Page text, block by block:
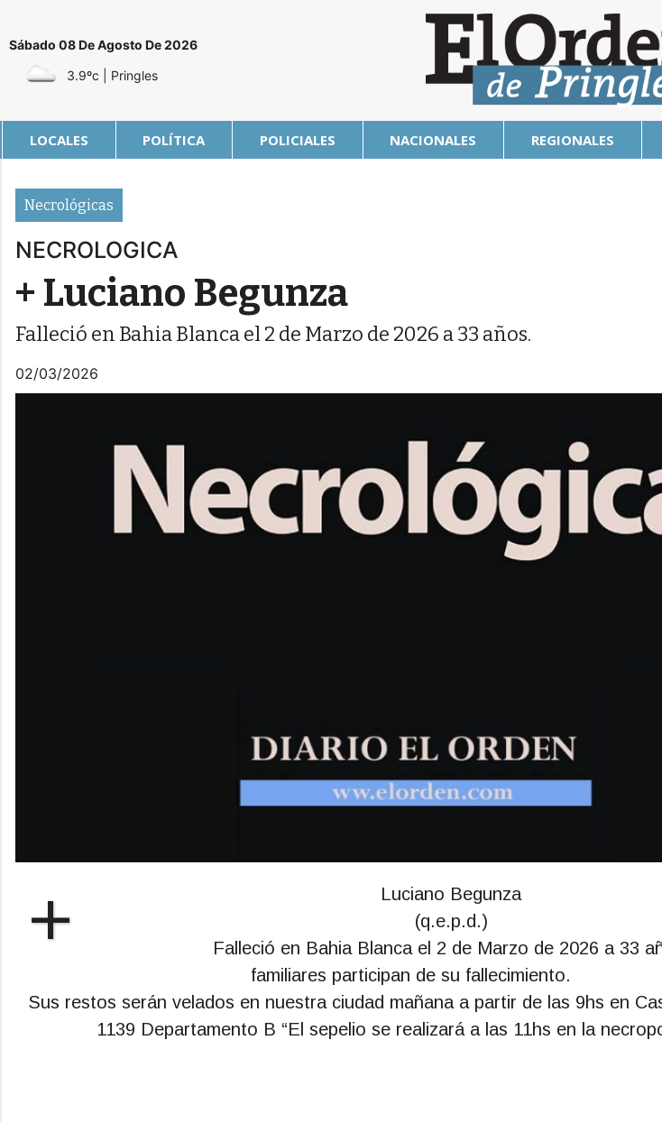
Sábado 08 De Agosto De 2026
3.9ºc
| Pringles
LOCALES POLÍTICA POLICIALES NACIONALES REGIONALES
Necrológicas
NECROLOGICA
+ Luciano Begunza
Falleció en Bahia Blanca el 2 de Marzo de 2026 a 33 años.
02/03/2026
+
Luciano Begunza
(q.e.p.d.)
Falleció en Bahia Blanca el 2 de Marzo de 2026 a 33
familiares participan de su fallecimiento.
Sus restos serán velados en nuestra ciudad mañana a partir de las 9hs en
1139 Departamento B “El sepelio se realizará a las 11hs en la